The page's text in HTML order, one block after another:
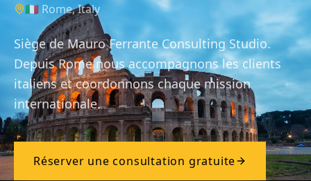
🇮🇹 Rome,Italy
Siège de Mauro Ferrante Consulting Studio.
Depuis Rome nous accompagnons les clients
italiens et coordonnons chaque mission
internationale.
Réserver une consultation gratuite